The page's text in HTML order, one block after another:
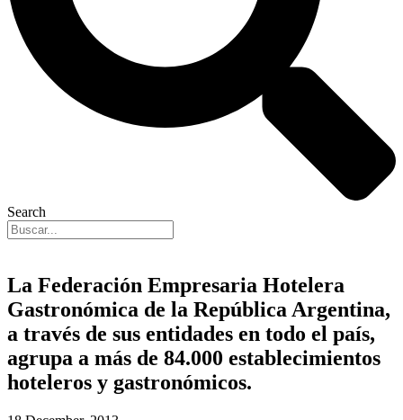
Search
La Federación Empresaria Hotelera
Gastronómica de la República Argentina,
a través de sus entidades en todo el país,
agrupa a más de 84.000 establecimientos
hoteleros y gastronómicos.